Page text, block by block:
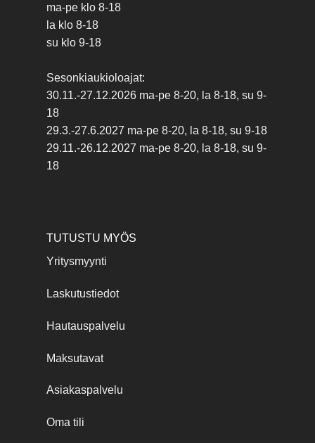
ma-pe klo 8-18
la klo 8-18
su klo 9-18
Sesonkiaukioloajat:
30.11.-27.12.2026 ma-pe 8-20, la 8-18, su 9-
18
29.3.-27.6.2027 ma-pe 8-20, la 8-18, su 9-18
29.11.-26.12.2027 ma-pe 8-20, la 8-18, su 9-
18
TUTUSTU MYÖS
Yritysmyynti
Laskutustiedot
Hautauspalvelu
Maksutavat
Asiakaspalvelu
Oma tili